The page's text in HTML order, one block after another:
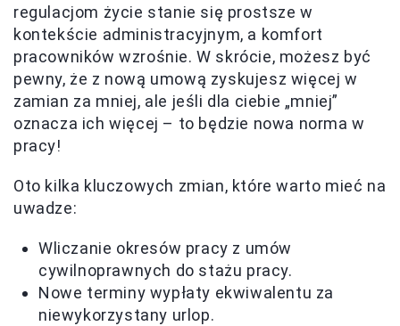
regulacjom życie stanie się prostsze w
kontekście administracyjnym, a komfort
pracowników wzrośnie. W skrócie, możesz być
pewny, że z nową umową zyskujesz więcej w
zamian za mniej, ale jeśli dla ciebie „mniej”
oznacza ich więcej – to będzie nowa norma w
pracy!
Oto kilka kluczowych zmian, które warto mieć na
uwadze:
Wliczanie okresów pracy z umów
cywilnoprawnych do stażu pracy.
Nowe terminy wypłaty ekwiwalentu za
niewykorzystany urlop.